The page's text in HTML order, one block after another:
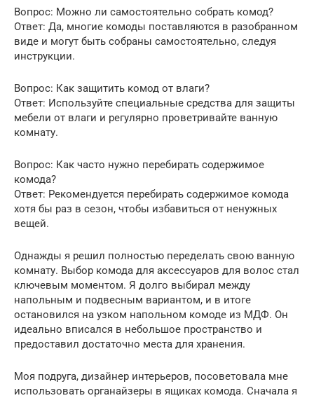
Вопрос: Можно ли самостоятельно собрать комод?
Ответ: Да, многие комоды поставляются в разобранном
виде и могут быть собраны самостоятельно, следуя
инструкции.
Вопрос: Как защитить комод от влаги?
Ответ: Используйте специальные средства для защиты
мебели от влаги и регулярно проветривайте ванную
комнату.
Вопрос: Как часто нужно перебирать содержимое
комода?
Ответ: Рекомендуется перебирать содержимое комода
хотя бы раз в сезон, чтобы избавиться от ненужных
вещей.
Однажды я решил полностью переделать свою ванную
комнату. Выбор комода для аксессуаров для волос стал
ключевым моментом. Я долго выбирал между
напольным и подвесным вариантом, и в итоге
остановился на узком напольном комоде из МДФ. Он
идеально вписался в небольшое пространство и
предоставил достаточно места для хранения.
Моя подруга, дизайнер интерьеров, посоветовала мне
использовать органайзеры в ящиках комода. Сначала я